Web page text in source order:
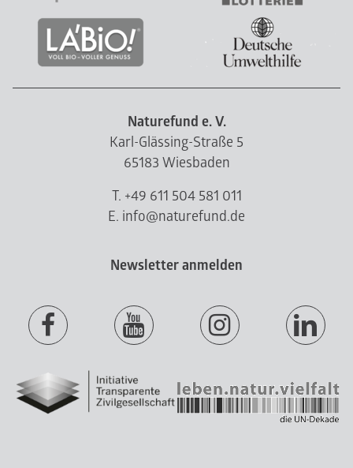
Naturefund e. V.
Karl-Glässing-Straße 5
65183 Wiesbaden
T. +49 611 504 581 011
E. info@naturefund.de
Newsletter anmelden